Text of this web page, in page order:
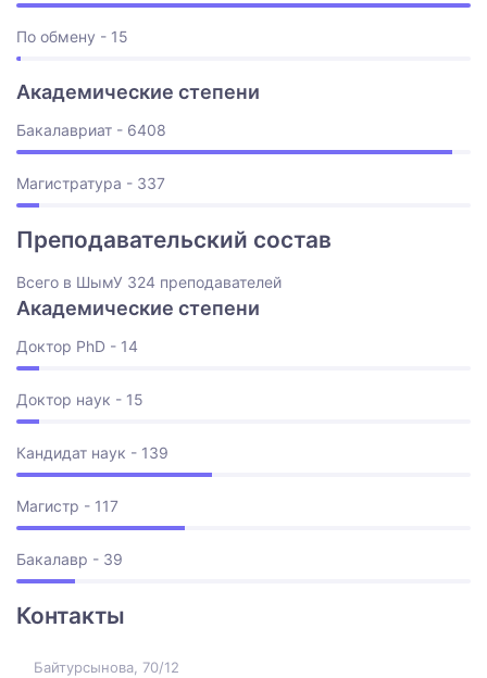
По обмену - 15
Академические степени
Бакалавриат - 6408
Магистратура - 337
Преподавательский состав
Всего в ШымУ 324 преподавателей
Академические степени
Доктор PhD - 14
Доктор наук - 15
Кандидат наук - 139
Магистр - 117
Бакалавр - 39
Контакты
Байтурсынова, 70/12